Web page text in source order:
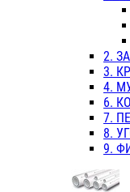
2.
3.
4.
6.
7.
8.
9.